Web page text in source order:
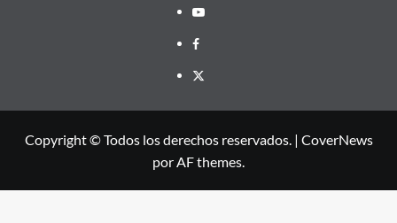
Youtube
Facebook
X
Copyright © Todos los derechos reservados. | CoverNews
por AF themes.